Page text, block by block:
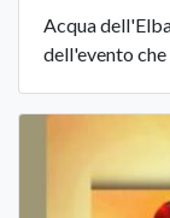
Acqua
dell'evento